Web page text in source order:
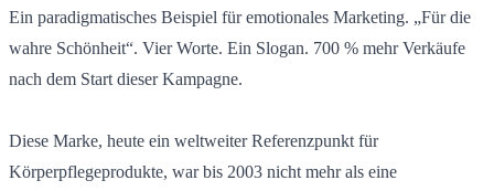
Ein paradigmatisches Beispiel für emotionales Marketing. „Für die
wahre Schönheit“. Vier Worte. Ein Slogan. 700 % mehr Verkäufe
nach dem Start dieser Kampagne.
Diese Marke, heute ein weltweiter Referenzpunkt für
Körperpflegeprodukte, war bis 2003 nicht mehr als eine